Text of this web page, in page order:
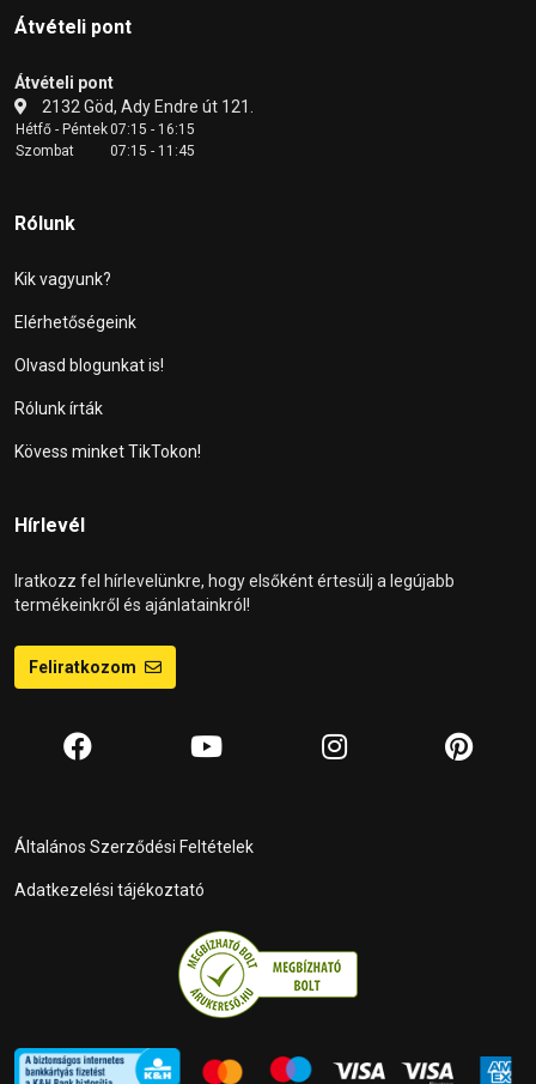
Átvételi pont
Átvételi pont
2132 Göd, Ady Endre út 121.
Hétfő - Péntek07:15 - 16:15
Szombat
07:15 - 11:45
Rólunk
Kik vagyunk?
Elérhetőségeink
Olvasd blogunkat is!
Rólunk írták
Kövess minket TikTokon!
Hírlevél
Iratkozz fel hírlevelünkre, hogy elsőként értesülj a legújabb
termékeinkről és ajánlatainkról!
Feliratkozom
Általános Szerződési Feltételek
Adatkezelési tájékoztató